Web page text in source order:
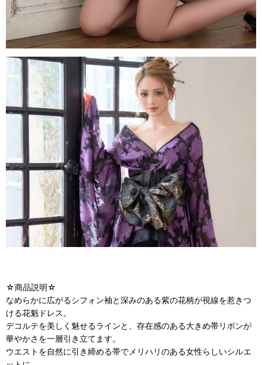
☆商品説明☆
なめらかに広がるシフォン袖と深みのある紫の花柄が視線を惹きつ
ける花魁ドレス。
デコルテを美しく魅せるラインと、存在感のある大きめ帯リボンが
華やかさを一層引き立てます。
ウエストを自然に引き締める帯でメリハリのある女性らしいシルエ